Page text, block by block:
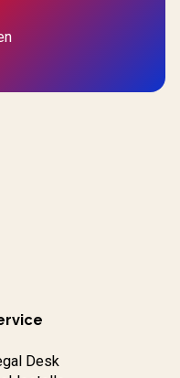
Desk